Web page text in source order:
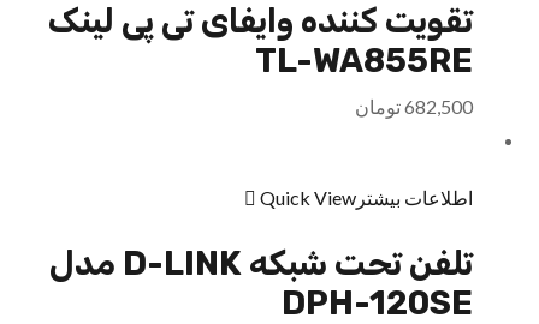
تقویت کننده وایفای تی پی لینک
TL-WA855RE
682,500تومان
اطلاعات بیشتر Quick View
تلفن تحت شبکه D-LINK مدل
DPH-120SE